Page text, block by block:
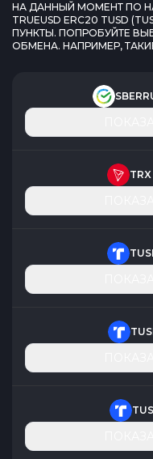
НА ДАННЫЙ МОМЕНТ ПО
TRUEUSD ERC20 TUSD (
ПУНКТЫ. ПОПРОБУЙТЕ
ОБМЕНА. НАПРИМЕР,
TRX